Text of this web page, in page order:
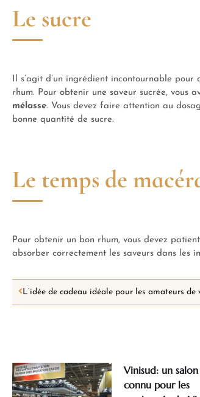
Le sucre
Il s’agit d’un ingrédient incontournable
rhum. Pour obtenir une saveur sucrée, vous
mélasse. Vous devez faire attention au
bonne quantité de sucre.
Le temps de
Pour obtenir un bon rhum, vous devez
absorber correctement les saveurs dans les
L’idée de cadeau idéale pour les amateurs de
Vinisud: un salon
connu pour les